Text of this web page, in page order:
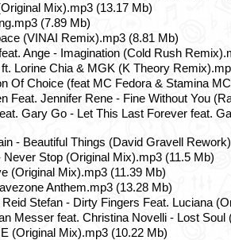
Mix).mp3 (13.17 Mb)
(7.89 Mb)
(VINAI Remix).mp3 (8.81 Mb)
Ange - Imagination (Cold Rush
Lorine Chia & MGK (K Theory
Of Choice (feat MC Fedora & Stamina
Feat. Jennifer Rene - Fine Without You
Gary Go - Let This Last Forever feat.
- Beautiful Things (David Gravell
Stop (Original Mix).mp3 (11.5 Mb)
(Original Mix).mp3 (11.39 Mb)
Anthem.mp3 (13.28 Mb)
Stefan - Dirty Fingers Feat. Luciana
Messer feat. Christina Novelli - Lost Soul
(Original Mix).mp3 (10.22 Mb)